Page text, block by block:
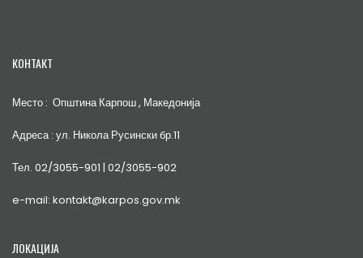
КОНТАКТ
Место : Општина Карпош , Македонија
Адреса : ул. Никола Русински бр.11
Тел. 02/3055-901 | 02/3055-902
e-mail: kontakt@karpos.gov.mk
ЛОКАЦИЈА